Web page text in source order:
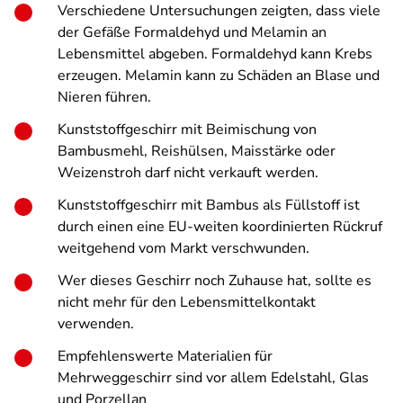
Verschiedene Untersuchungen zeigten, dass viele
der Gefäße Formaldehyd und Melamin an
Lebensmittel abgeben. Formaldehyd kann Krebs
erzeugen. Melamin kann zu Schäden an Blase und
Nieren führen.
Kunststoffgeschirr mit Beimischung von
Bambusmehl, Reishülsen, Maisstärke oder
Weizenstroh darf nicht verkauft werden.
Kunststoffgeschirr mit Bambus als Füllstoff ist
durch einen eine EU-weiten koordinierten Rückruf
weitgehend vom Markt verschwunden.
Wer dieses Geschirr noch Zuhause hat, sollte es
nicht mehr für den Lebensmittelkontakt
verwenden.
Empfehlenswerte Materialien für
Mehrweggeschirr sind vor allem Edelstahl, Glas